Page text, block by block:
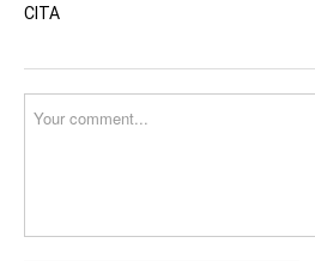
CITA